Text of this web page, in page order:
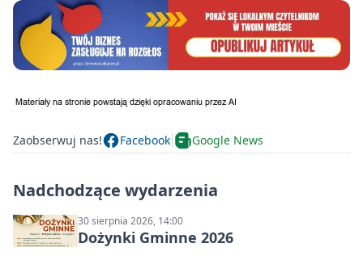
Zaobserwuj nas! Facebook Google News
Nadchodzące wydarzenia
30 sierpnia 2026, 14:00
Dożynki Gminne 2026